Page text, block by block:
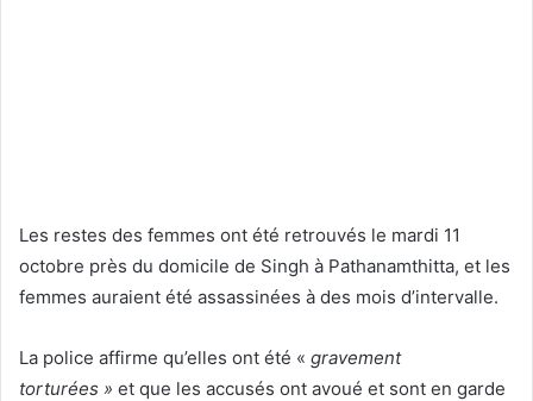
Les restes des femmes ont été retrouvés le mardi 11
octobre près du domicile de Singh à Pathanamthitta, et les
femmes auraient été assassinées à des mois d’intervalle.
La police affirme qu’elles ont été « gravement
torturées » et que les accusés ont avoué et sont en garde